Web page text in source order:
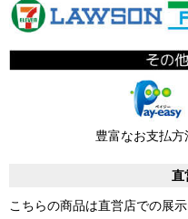
豊富なお支払
直
こちらの商品は直営店での展